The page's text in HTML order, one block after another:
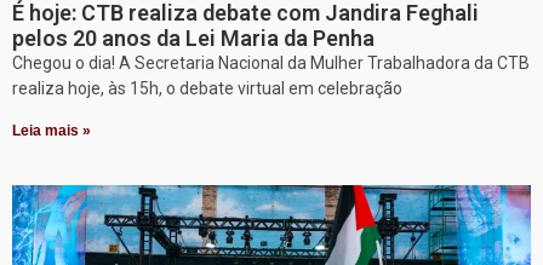
É hoje: CTB realiza debate com Jandira Feghali
pelos 20 anos da Lei Maria da Penha
Chegou o dia! A Secretaria Nacional da Mulher Trabalhadora da CTB
realiza hoje, às 15h, o debate virtual em celebração
Leia mais »